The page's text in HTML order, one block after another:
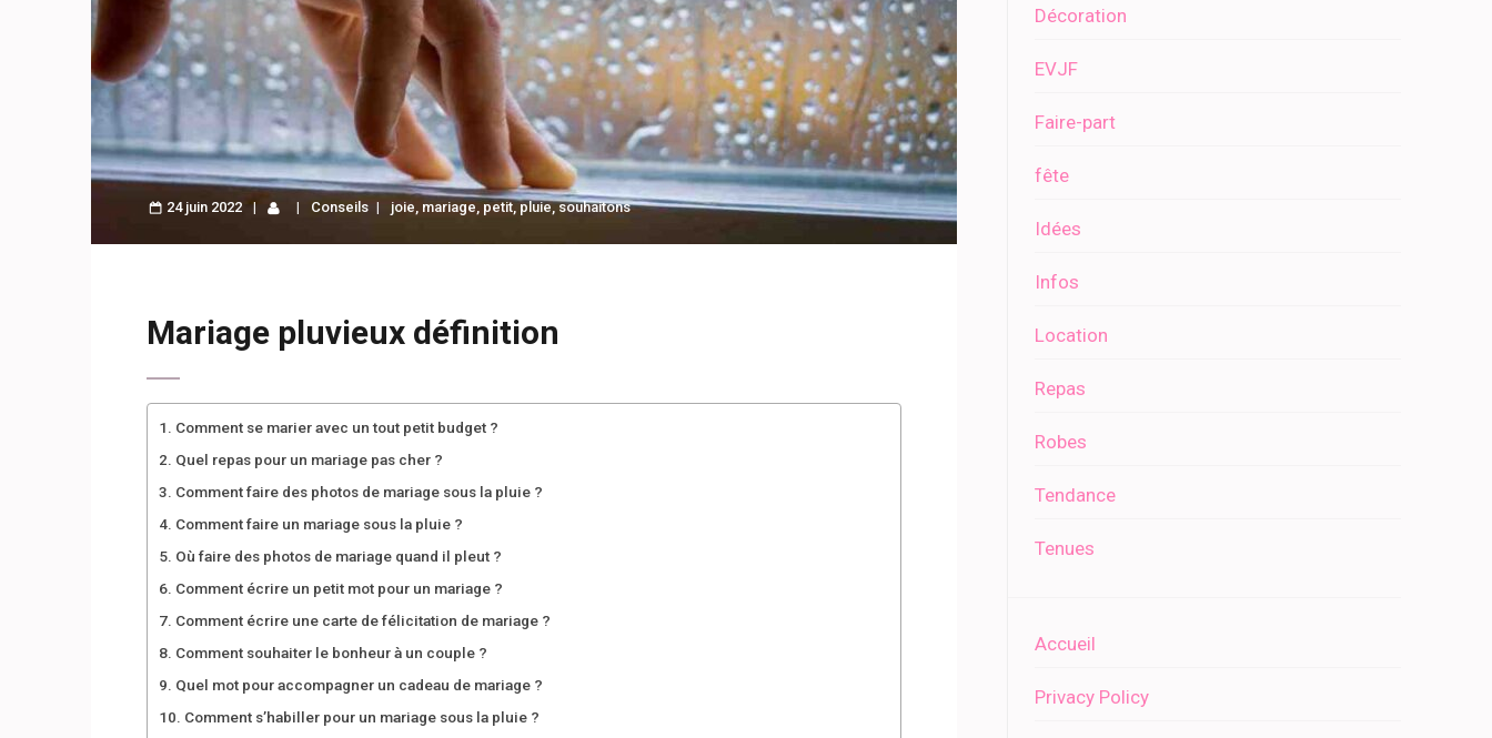
24 juin 2022 Conseils joie, mariage, petit,pluie,souhaitons
Mariage pluvieux définition
Comment se marier avec un tout petit budget ?
Quel repas pour un mariage pas cher ?
Comment faire des photos de mariage sous la pluie ?
Comment faire un mariage sous la pluie ?
Où faire des photos de mariage quand il pleut ?
Comment écrire un petit mot pour un mariage ?
Comment écrire une carte de félicitation de mariage ?
Comment souhaiter le bonheur à un couple ?
Quel mot pour accompagner un cadeau de mariage ?
Comment s’habiller pour un mariage sous la pluie ?
Décoration
EVJF
Faire-part
fête
Idées
Infos
Location
Repas
Robes
Tendance
Tenues
Accueil
Privacy Policy